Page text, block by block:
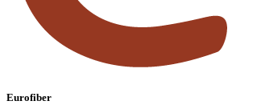
Eurofiber